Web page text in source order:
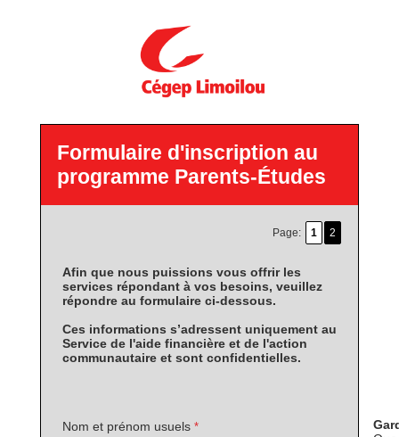
Formulaire d'inscription au
programme Parents-Études
Page: 1 2
Afin que nous puissions vous offrir les
services répondant à vos besoins, veuillez
répondre au formulaire ci-dessous.
Ces informations s’adressent uniquement au
Service de l'aide financière et de l'action
communautaire et sont confidentielles.
Nom et prénom usuels